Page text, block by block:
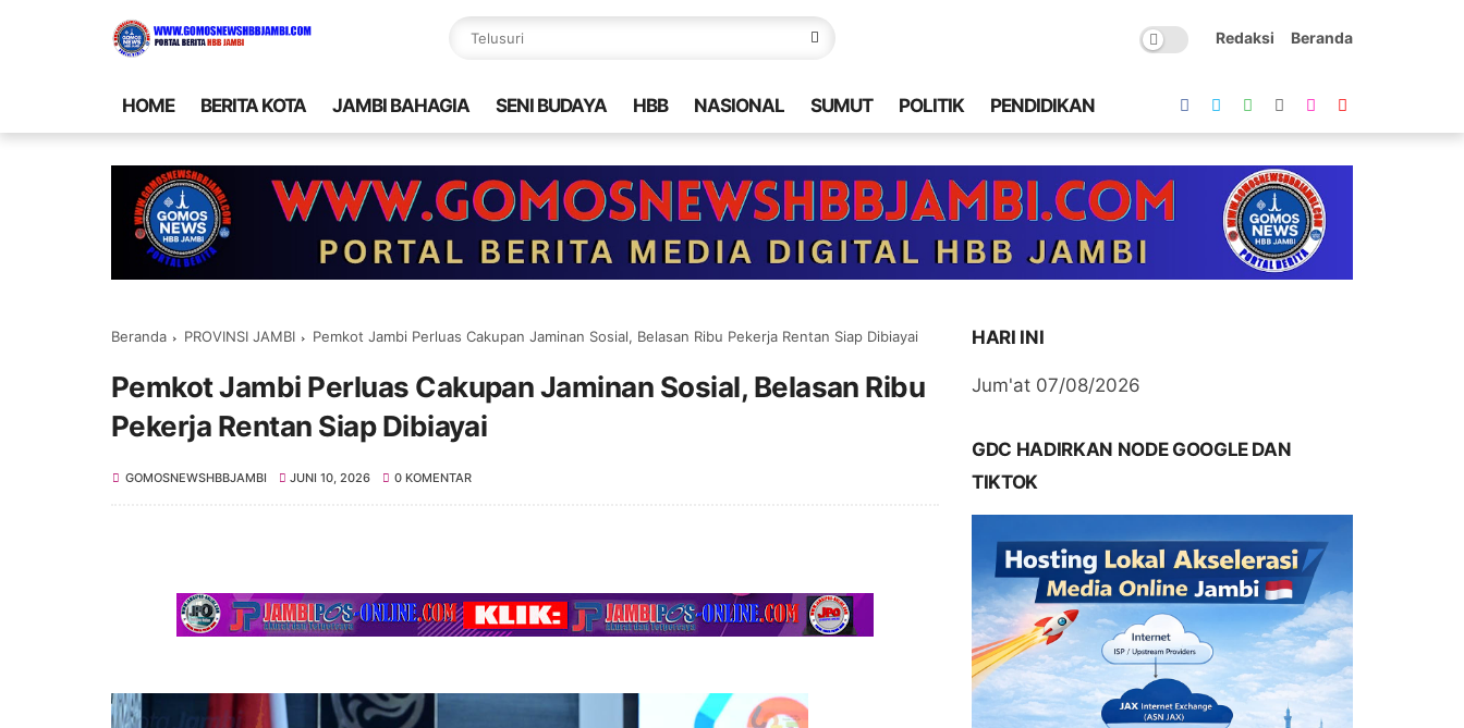
Redaksi Beranda
HOME BERITA KOTA JAMBI BAHAGIA SENI BUDAYA HBB NASIONAL SUMUT POLITIK PENDIDIKAN
Beranda PROVINSI JAMBI Pemkot Jambi Perluas Cakupan Jaminan Sosial, Belasan Ribu Pekerja Rentan Siap Dibiayai
Pemkot Jambi Perluas Cakupan Jaminan Sosial, Belasan Ribu
Pekerja Rentan Siap Dibiayai
GOMOSNEWSHBBJAMBI JUNI 10, 2026 0 KOMENTAR
HARI INI
Jum'at 07/08/2026
GDC HADIRKAN NODE GOOGLE DAN
TIKTOK